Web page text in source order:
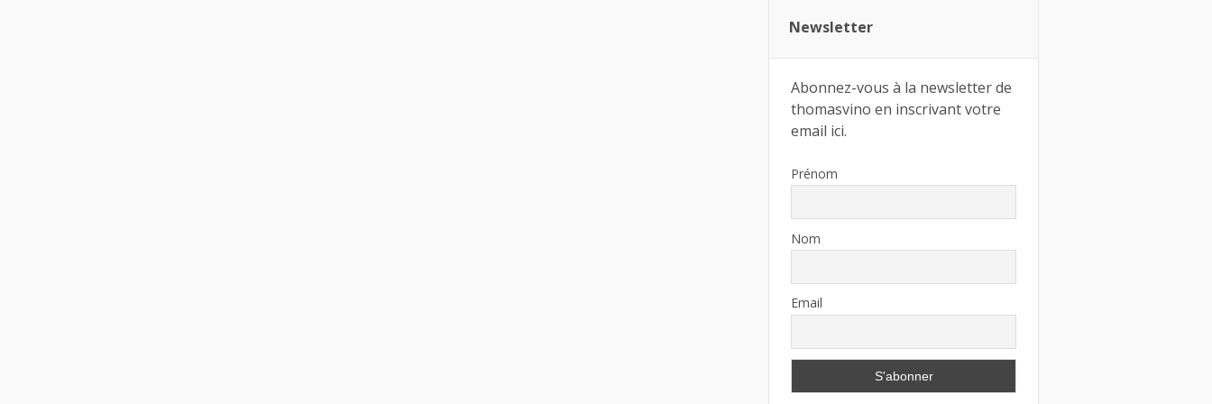
Newsletter
Abonnez-vous à la newsletter de
thomasvino en inscrivant votre
email ici.
Prénom
Nom
Email